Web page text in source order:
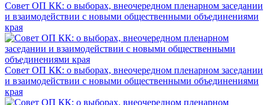
Совет ОП КК: о выборах, внеочередном пленарном заседании
и взаимодействии с новыми общественными объединениями
края
Совет ОП КК: о выборах, внеочередном пленарном заседании
и взаимодействии с новыми общественными объединениями
края